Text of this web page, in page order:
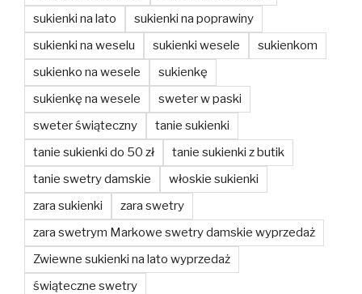
sukienki na lato
sukienki na poprawiny
sukienki na weselu
sukienki wesele
sukienkom
sukienko na wesele
sukienkę
sukienkę na wesele
sweter w paski
sweter świąteczny
tanie sukienki
tanie sukienki do 50 zł
tanie sukienki z butik
tanie swetry damskie
włoskie sukienki
zara sukienki
zara swetry
zara swetrym Markowe swetry damskie wyprzedaż
Zwiewne sukienki na lato wyprzedaż
świąteczne swetry